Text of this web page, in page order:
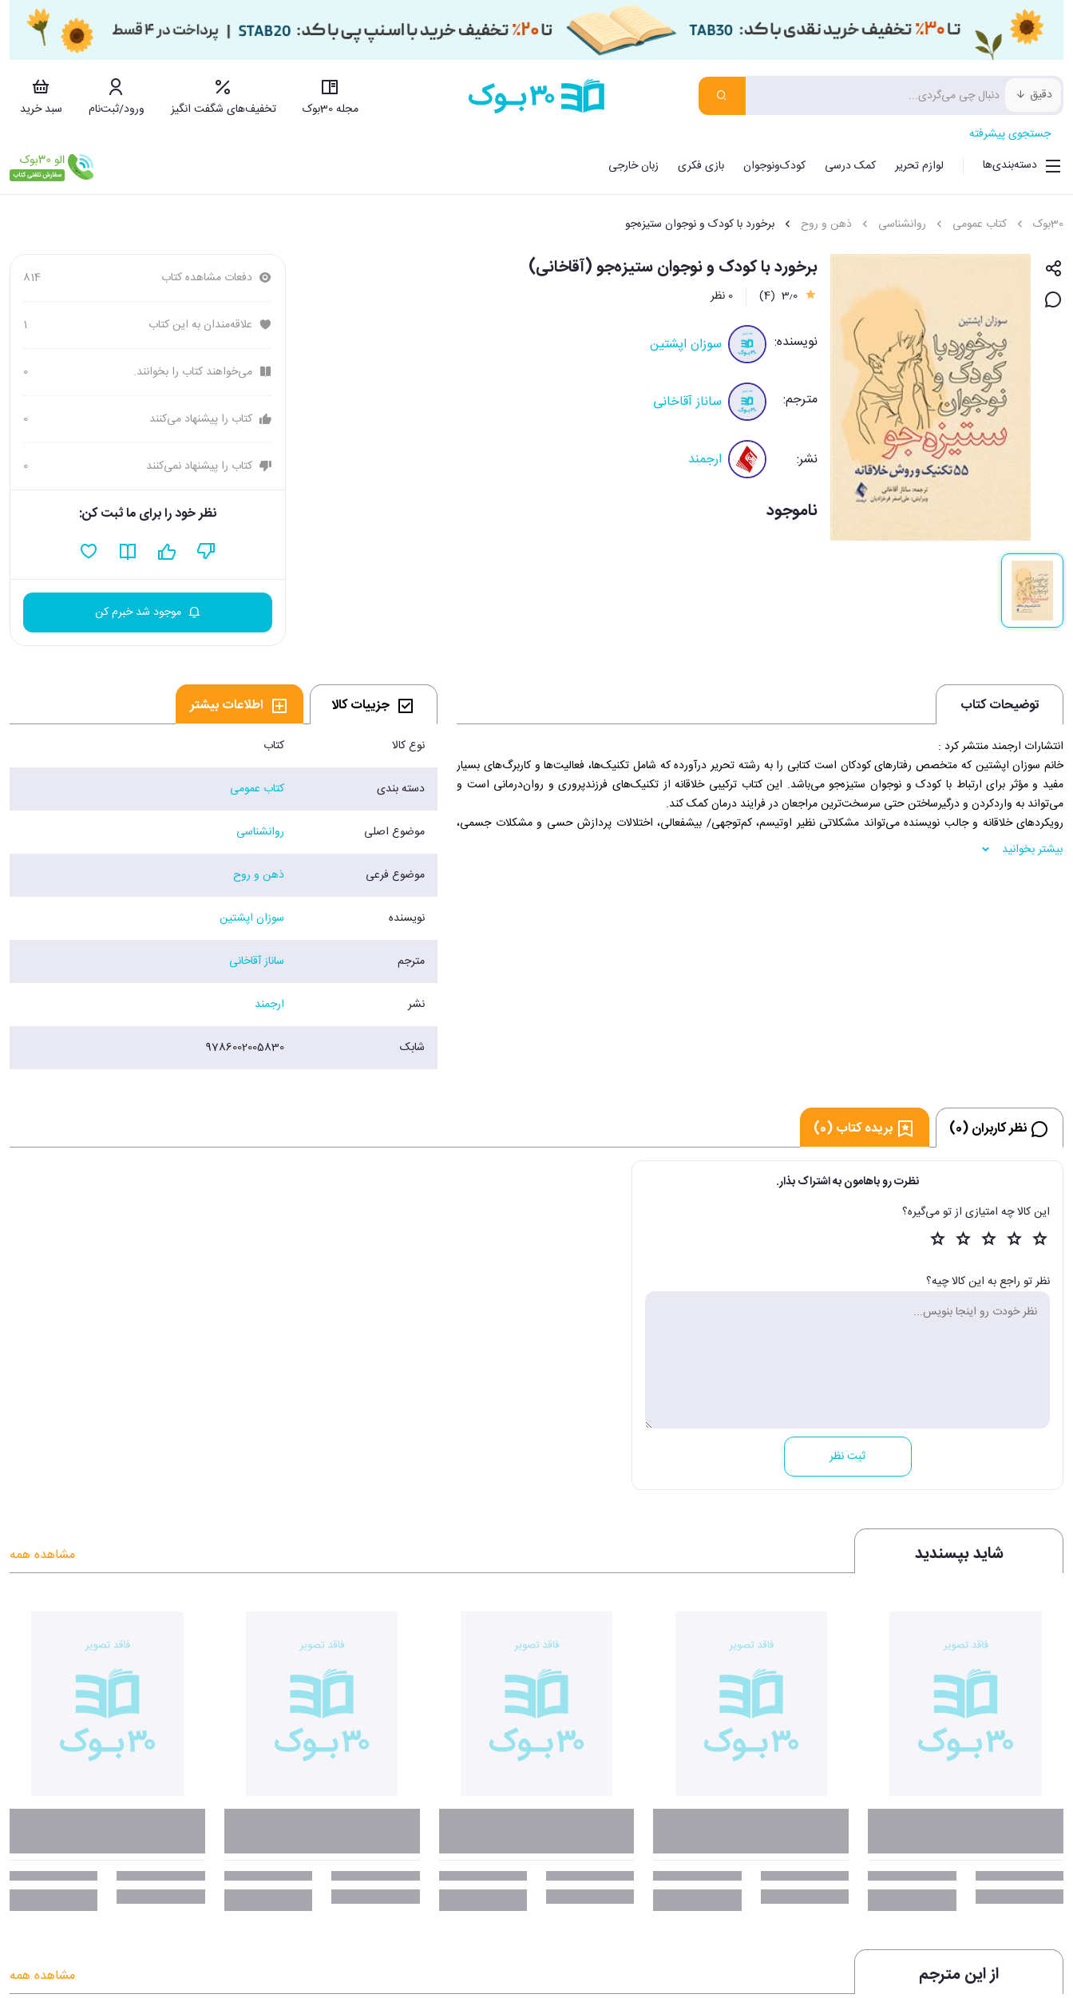
دقیق
مجله 30بوک تخفیف‌های شگفت انگیز ورود/ثبت‌نام
سبد خرید
جستجوی پیشرفته
دسته‌بندی‌ها
لوازم تحریر کمک درسی کودک‌ونوجوان بازی فکری زبان خارجی
30بوک کتاب عمومی روانشناسی ذهن و روح برخورد با کودک و نوجوان ستیزه‌جو
برخورد با کودک و نوجوان ستیزه‌جو (آقاخانی)
3٫0 (4) 0 نظر
نویسنده: سوزان اپشتین
مترجم: ساناز آقاخانی
نشر: ارجمند
ناموجود
دفعات مشاهده کتاب 814
علاقه‌مندان به این کتاب 1
می‌خواهند کتاب را بخوانند. 0
کتاب را پیشنهاد می‌کنند 0
کتاب را پیشنهاد نمی‌کنند 0
نظر خود را برای ما ثبت کن:
موجود شد خبرم کن
توضیحات کتاب
انتشارات ارجمند منتشر کرد :
خانم سوزان اپشتین که متخصص رفتارهای کودکان است کتابی را به رشته تحریر درآورده که شامل تکنیک‌ها، فعالیت‌ها و کاربرگ‌‏های بسیار
مفید و مؤثر برای ارتباط با کودک و نوجوان ستیزه‌جو می‌باشد. این کتاب ترکیبی خلاقانه از تکنیک‌های فرزندپروری و روان‌‏درمانی است و
می‌تواند به واردکردن و درگیرساختن حتی سرسخت‌ترین مراجعان در فرایند درمان کمک کند.
رویکردهای خلاقانه و جالب نویسنده می‌تواند مشکلاتی نظیر اوتیسم، کم‌توجهی/ بیش‏فعالی، اختلالات پردازش حسی و مشکلات جسمی،
روانی و هیجانی دیگر را در هر سنی پوشش دهد. این کتاب مملو از کاربرگ‌ها و ابزارهای ارزیابی گام‏‌به‏‌گام است.
از ویژگی‏‌های بارز کتاب می‌توان به موارد زیر اشاره کرد:
بیشتر بخوانید
جزییات کالا اطلاعات بیشتر
نوع کالا کتاب
دسته بندی کتاب عمومی
موضوع اصلی روانشناسی
موضوع فرعی ذهن و روح
نویسنده سوزان اپشتین
مترجم ساناز آقاخانی
نشر ارجمند
شابک 9786002005830
نظر کاربران (0) بریده کتاب (0)
نظرت رو باهامون به اشتراک بذار.
این کالا چه امتیازی از تو می‌گیره؟
نظر تو راجع به این کالا چیه؟
ثبت نظر
شاید بپسندید مشاهده همه
از این مترجم مشاهده همه